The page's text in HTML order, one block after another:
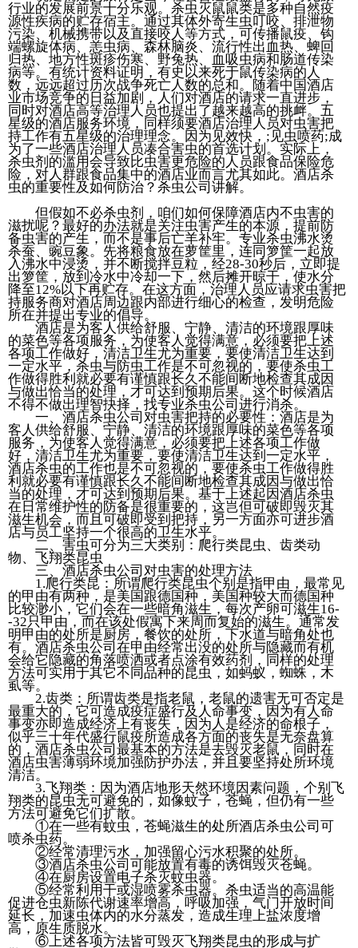
行业的发展前景十分乐观。杀虫灭鼠鼠类是多种自然疫
源性疾病的贮存宿主。通过其体外寄生虫叮咬、排泄物
污染、机械携带以及直接咬人等方式，可传播鼠疫、钩
端螺旋体病、恙虫病、森林脑炎、流行性出血热、蜱回
归热、地方性斑疹伤寒、野兔热、血吸虫病和肠道传染
病等。有统计资料证明，有史以来死于鼠传染病的人
数，远远超过历次战争死亡人数的总和。随着中国酒店
业市场竞争的日益加剧，人们对酒店的请求一直进步，
同时对酒店高等治理人员也提出了越来越高的挑衅。五
星级的酒店服务环境，同样须要酒店治理人员对虫害把
持工作有五星级的治理理念。因为见效快，;见虫喷药;成
为了一些酒店治理人员凑合害虫的首选计划。实际上，
杀虫剂的滥用会导致比虫害更危险的人员跟食品保险危
险，对人群跟食品集中的酒店业而言尤其如此。酒店杀
虫的重要性及如何防治？杀虫公司讲解。
但假如不必杀虫剂，咱们如何保障酒店内不虫害的
滋扰呢？最好的办法就是关注虫害产生的本源，提前防
备虫害的产生，而不是事后亡羊补牢。专业杀虫沸水烫
杀蚕、豌豆象。先将粮食放在萝筐里，连同箩筐一起放
入沸水中浸烫，并不断搅拌豆粒，经28-30秒后，立即提
出箩筐，放到冷水中冷却一下，然后摊开晾干，使水分
降至12%以下再贮存。在这方面，治理人员应请求虫害把
持服务商对酒店周边跟内部进行细心的检查，发明危险
所在并提出专业的倡导。
酒店是为客人供给舒服、宁静、清洁的环境跟厚味
的菜色等各项服务，为使客人觉得满意，必须要把上述
各项工作做好，清洁卫生尤为重要，要使清洁卫生达到
一定水平，杀虫与防虫工作是不可忽视的，要使杀虫工
作做得胜利就必要有谨慎跟长久不能间断地检查其成因
与做出恰当的处理，才可达到预期后果。这个时候酒店
不得不做出理智抉择，找专业杀虫公司进行消杀。
一、酒店杀虫公司对虫害把持的必要性：酒店是为
客人供给舒服、宁静、清洁的环境跟厚味的菜色等各项
服务，为使客人觉得满意，必须要把上述各项工作做
好，清洁卫生尤为重要，要使清洁卫生达到一定水平，
酒店杀虫的工作也是不可忽视的，要使杀虫工作做得胜
利就必要有谨慎跟长久不能间断地检查其成因与做出恰
当的处理，才可达到预期后果。基于上述起因酒店杀虫
在日常维护性的防备是很重要的，这岂但可破即毁灭其
滋生机会，而且可破即受到把持，另一方面亦可进步酒
店与员工坚持一个很高的卫生水平。
二、害虫可分为三大类别：爬行类昆虫、齿类动
物、飞翔类昆虫
三、酒店杀虫公司对虫害的处理方法
1.爬行类昆：所谓爬行类昆虫个别是指甲由，最常见
的甲由有两种，是美国跟德国种，美国种较大而德国种
比较渺小，它们会在一些暗角滋生，每次产卵可滋生16-
-32只甲由，而在该处假寓下来周而复始的滋生。通常发
明甲由的处所是厨房，餐饮的处所，下水道与暗角处也
有。酒店杀虫公司在甲由经常出没的处所与隐藏而有机
会给它隐藏的角落喷洒或者点涂有效药剂，同样的处理
方法可实用于其它不同品种的昆虫，如蚂蚁，蜘蛛，木
虱等。
2.齿类：所谓齿类是指老鼠，老鼠的遗害无可否定是
最重大的，它可造成疫症盛行及人命事变，因为有人命
事变亦即造成经济上有丧失，因为人是经济的命根子，
似乎三十年代盛行鼠疫所造成各方面的丧失是无奈盘算
的，酒店杀虫公司最基本的方法是去毁灭老鼠，同时在
酒店虫害薄弱环境加强防护办法，并且要坚持处所环境
清洁。
3.飞翔类：因为酒店地形天然环境因素问题，个别飞
翔类的昆虫无可避免的，如像蚊子，苍蝇，但仍有一些
方法可避免它们扩散。
①在一些有蚊虫，苍蝇滋生的处所酒店杀虫公司可
喷杀虫药。
②经常清理污水，加强留心污水积聚的处所。
③酒店杀虫公司可能放置有毒的诱饵毁灭苍蝇。
④在厨房设置电子杀灭蚊虫器。
⑤经常利用干或湿喷雾杀虫器。杀虫适当的高温能
促进仓虫新陈代谢速率增高，呼吸加强，气门开放时间
延长，加速虫体内的水分蒸发，造成生理上盐浓度增
高，原生质脱水。
⑥上述各项方法皆可毁灭飞翔类昆虫的形成与扩